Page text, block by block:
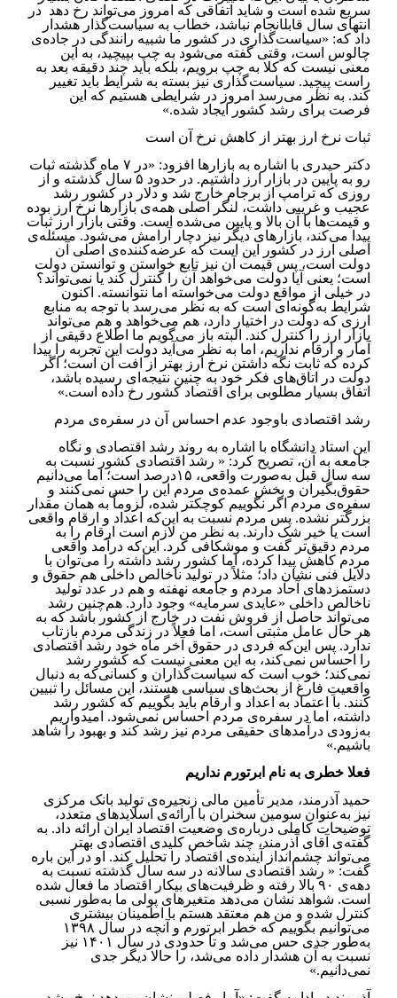
سریع شده است و شاید اتفاقی که امروز می‌تواند رخ دهد در
انتهای سال قابل­انجام ‏نباشد، خطاب به سیاست‌گذار هشدار
داد که: «سیاست‌گذاری در کشور ما شبیه رانندگی در جاده‌ی
چالوس است، وقتی گفته می‌شود به چپ بپیچید، به این
معنی ‏نیست که کلا به چپ برویم، بلکه باید چند دقیقه بعد به
راست پیچید. سیاست‌گذاری نیز بسته به شرایط باید تغییر
کند. به ‏نظر می‌رسد امروز در شرایطی هستیم که این
فرصت برای رشد کشور ایجاد شده.»
ثبات نرخ ارز بهتر از کاهش نرخ آن است
دکتر حیدری با اشاره به بازارها افزود: «در ۷ ماه گذشته ثبات
رو به پایین در بازار ارز داشتیم. در حدود ۵ سال گذشته و از
روزی که ترامپ ‏از برجام خارج شد و دلار در کشور رشد
عجیب و غریبی داشت، لنگر اصلی همه‌ی بازارها نرخ ارز بوده
و قیمت‌ها با آن بالا و پایین ‏می‌شده‌ است. وقتی بازار ارز ثبات
پیدا می‌کند، بازارهای دیگر نیز دچار آرامش می‌شود. مسئله‌ی
اصلی ارز در کشور این است که ‏عرضه‌کننده‌ی اصلی آن
دولت است، پس قیمت آن نیز تابع خواستن و توانستن دولت
است؛ یعنی آیا دولت می‌خواهد آن را ‏کنترل کند یا نمی‌تواند؟
در خیلی از مواقع دولت می‌خواسته اما نتوانسته. اکنون
شرایط به‌گونه‌ای است که به نظر می‌رسد ‏با توجه به منابع
ارزی که دولت در اختیار دارد، هم می‌خواهد و هم می‌تواند
بازار ارز را کنترل کند. البته باز می‌گویم ما اطلاع دقیقی ‏از
آمار و ارقام نداریم، اما به نظر می‌آید دولت این تجربه را پیدا
کرده که ثابت نگه داشتن نرخ ارز بهتر از افت آن است؛ اگر
‏دولت در اتاق‌های فکر خود به چنین نتیجه‌ای رسیده باشد،
اتفاق بسیار مطلوبی برای اقتصاد کشور رخ داده است.‏»
رشد اقتصادی باوجود عدم احساس آن در سفره‌ی مردم
این استاد دانشگاه با اشاره به روند رشد اقتصادی و نگاه
جامعه به آن، تصریح کرد: « رشد اقتصادی کشور نسبت به
سه سال قبل به‌صورت واقعی، ۱۵درصد است؛ اما می‌دانیم
حقوق‌بگیران و بخش عمده‌ی مردم ‏این را حس نمی‌کنند و
سفره‌ی مردم اگر نگوییم کوچکتر شده، لزوماً به همان مقدار
بزرگتر نشده. پس مردم نسبت به ‏این‌که اعداد و ارقام واقعی
است یا خیر شک دارند. به نظر من لازم است ارقام را به
مردم دقیق‌تر گفت و موشکافی کرد. این‌که ‏درآمد واقعی
مردم کاهش پیدا کرده، اما کشور رشد داشته را می‌توان با
دلایل فنی نشان داد؛ مثلاً در تولید ناخالص داخلی هم ‏حقوق و
دستمزدهای آحاد مردم و جامعه نهفته و هم در عدد تولید
ناخالص داخلی «عایدی سرمایه» وجود دارد. هم‌چنین رشد
می‌تواند حاصل از فروش نفت در خارج از ‏کشور باشد که به
هر حال عامل مثبتی است، اما فعلاً در زندگی مردم بازتاب
ندارد. پس این‌که فردی در حقوق آخر ماه خود رشد اقتصادی
را احساس ‏نمی‌کند، به این معنی نیست که کشور رشد
نمی‌کند؛ خوب است که سیاست‌گذاران و کسانی‌که به دنبال
واقعیتِ فارغ از ‏بحث‌های سیاسی هستند، این مسائل را تبیین
کنند. با اعتماد به اعداد و ارقام باید بگوییم که کشور رشد
داشته، اما در سفره‌ی ‏مردم احساس نمی‌شود. امیدواریم
به‌زودی درآمدهای حقیقی مردم نیز رشد کند و بهبود را شاهد
باشیم.‏»
فعلا خطری به نام ابرتورم نداریم
حمید آذرمند، مدیر تأمین مالی زنجیره‌ی‌ تولید بانک مرکزی
‏نیز به‌عنوان سومین سخنران با ارائه‌ی اسلایدهای متعدد،
توضیحات کاملی درباره‌ی وضعیت اقتصاد ایران ارائه داد. به
گفته‌ی آقای آذرمند، چند شاخص کلیدی اقتصادی بهتر
می‌تواند چشم‌انداز آینده‌ی اقتصاد را تحلیل کند. او در این باره
گفت: « رشد اقتصادی سالانه ‏در سه سال گذشته نسبت به
دهه‌ی ۹۰ بالا رفته و ظرفیت‌های بیکار اقتصاد ما فعال شده
است. شواهد نشان می‌دهد ‏متغیرهای پولی ما به‌طور نسبی
کنترل شده و من هم معتقد هستم با اطمینان بیشتری
می‌توانیم بگوییم که خطر ابرتورم و ‏آنچه در سال ۱۳۹۸
به‌طور جدی حس می‌شد و تا حدودی در سال ۱۴۰۱ نیز
نسبت به آن هشدار داده می‌شد، را حالا دیگر جدی
نمی‌دانیم‎.»